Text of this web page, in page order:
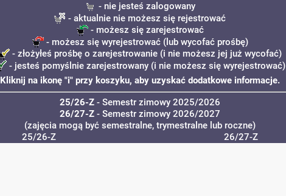
- nie jesteś zalogowany
- aktualnie nie możesz się rejestrować
- możesz się zarejestrować
- możesz się wyrejestrować (lub wycofać prośbę)
- złożyłeś prośbę o zarejestrowanie (i nie możesz jej już wycofać)
- jesteś pomyślnie zarejestrowany (i nie możesz się wyrejestrować)
Kliknij na ikonę "i" przy koszyku, aby uzyskać dodatkowe informacje.
25/26-Z - Semestr zimowy 2025/2026
26/27-Z - Semestr zimowy 2026/2027
(zajęcia mogą być semestralne, trymestralne lub roczne)
25/26-Z 26/27-Z